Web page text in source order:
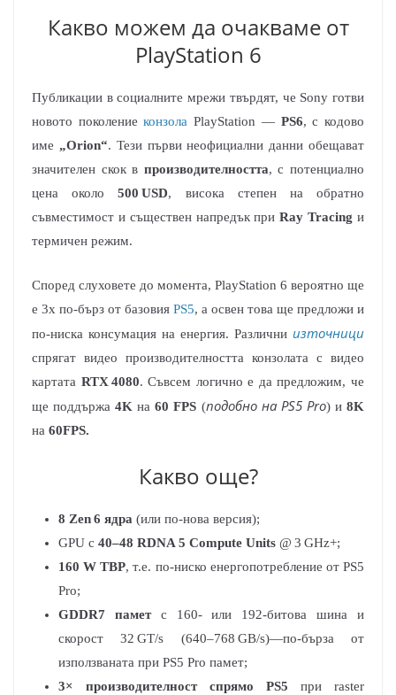
Какво можем да очакваме от
PlayStation 6
Публикации в социалните мрежи твърдят, че Sony готви
новото поколениеконзолаPlayStation — PS6, с кодово
име „Orion“. Тези първи неофициални данни обещават
значителен скок в производителността, с потенциално
цена около500 USD, висока степен на обратно
съвместимост и съществен напредък приRay Tracing и
термичен режим.
Според слуховете до момента, PlayStation 6 вероятно ще
е 3х по-бърз от базовия PS5, а освен това ще предложи и
по-ниска консумация на енергия. Различни източници
спрягат видео производителността конзолата с видео
картата RTX 4080. Съвсем логично е да предложим, че
ще поддържа4K на60 FPS (подобно на PS5 Pro) и8K
на 60FPS.
Какво още?
8 Zen 6 ядра (или по-нова версия);
GPU с 40–48 RDNA 5 Compute Units @ 3 GHz+;
160 W TBP, т.е. по-ниско енергопотребление от PS5
Pro;
GDDR7 паметс 160‑ или 192‑битова шина и
скорост 32 GT/s (640–768 GB/s)—по-бърза от
използваната при PS5 Pro памет;
3× производителност спрямо PS5 при raster